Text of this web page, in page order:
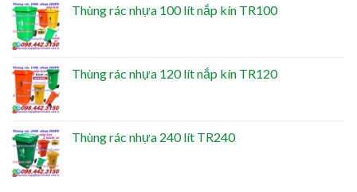
Thùng rác nhựa 100 lít nắp kín TR100
Thùng rác nhựa 120 lít nắp kín TR120
Thùng rác nhựa 240 lít TR240